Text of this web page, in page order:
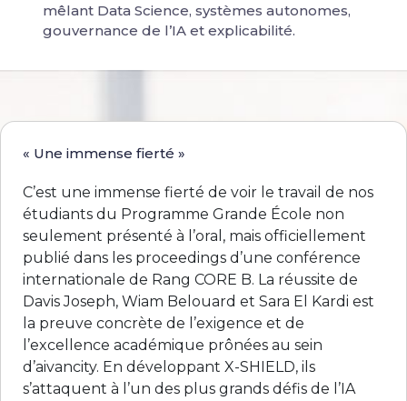
mêlant Data Science, systèmes autonomes,
gouvernance de l’IA et explicabilité.
« Une immense fierté »
C’est une immense fierté de voir le travail de nos
étudiants du Programme Grande École non
seulement présenté à l’oral, mais officiellement
publié dans les proceedings d’une conférence
internationale de Rang CORE B. La réussite de
Davis Joseph, Wiam Belouard et Sara El Kardi est
la preuve concrète de l’exigence et de
l’excellence académique prônées au sein
d’aivancity. En développant X-SHIELD, ils
s’attaquent à l’un des plus grands défis de l’IA